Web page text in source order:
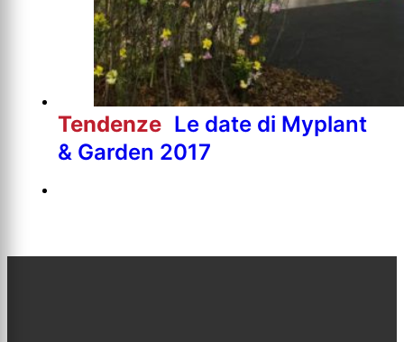
Tendenze Le date di Myplant
& Garden 2017